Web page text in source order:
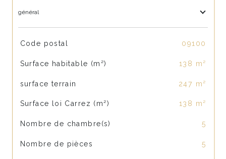
général
TRAD_SIROCCO_Caracteristique
Code postal 09100
Surface habitable (m²) 138 m²
surface terrain 247 m²
Surface loi Carrez (m²) 138 m²
Nombre de chambre(s) 5
Nombre de pièces 5